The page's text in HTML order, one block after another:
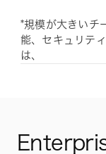
*規模が大きいチ
能、セキュリテ
は、